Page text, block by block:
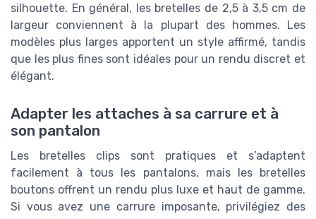
silhouette. En général, les bretelles de 2,5 à 3,5 cm de
largeur conviennent à la plupart des hommes. Les
modèles plus larges apportent un style affirmé, tandis
que les plus fines sont idéales pour un rendu discret et
élégant.
Adapter les attaches à sa carrure et à
son pantalon
Les bretelles clips sont pratiques et s’adaptent
facilement à tous les pantalons, mais les bretelles
boutons offrent un rendu plus luxe et haut de gamme.
Si vous avez une carrure imposante, privilégiez des